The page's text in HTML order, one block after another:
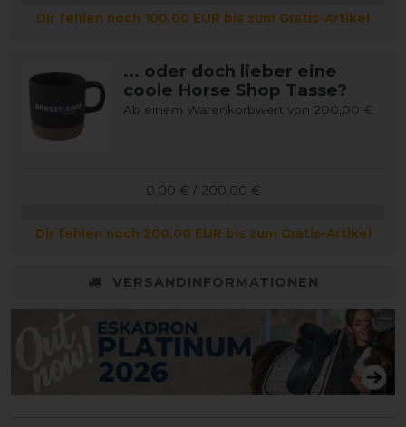
Dir fehlen noch 100,00 EUR bis zum Gratis-Artikel
... oder doch lieber eine
coole Horse Shop Tasse?
Ab einem Warenkorbwert von 200,00 €
0,00 € / 200,00 €
Dir fehlen noch 200,00 EUR bis zum Gratis-Artikel
VERSANDINFORMATIONEN